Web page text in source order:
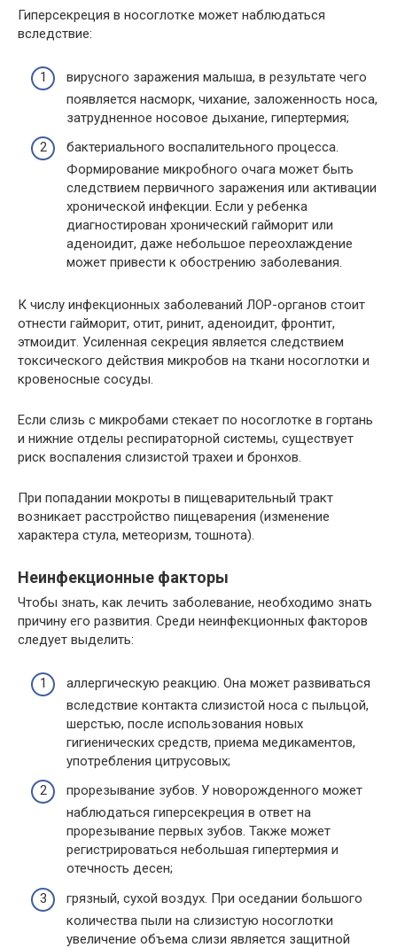
Гиперсекреция в носоглотке может наблюдаться
вследствие:
вирусного заражения малыша, в результате чего
появляется насморк, чихание, заложенность носа,
затрудненное носовое дыхание, гипертермия;
бактериального воспалительного процесса.
Формирование микробного очага может быть
следствием первичного заражения или активации
хронической инфекции. Если у ребенка
диагностирован хронический гайморит или
аденоидит, даже небольшое переохлаждение
может привести к обострению заболевания.
К числу инфекционных заболеваний ЛОР-органов стоит
отнести гайморит, отит, ринит, аденоидит, фронтит,
этмоидит. Усиленная секреция является следствием
токсического действия микробов на ткани носоглотки и
кровеносные сосуды.
Если слизь с микробами стекает по носоглотке в гортань
и нижние отделы респираторной системы, существует
риск воспаления слизистой трахеи и бронхов.
При попадании мокроты в пищеварительный тракт
возникает расстройство пищеварения (изменение
характера стула, метеоризм, тошнота).
Неинфекционные факторы
Чтобы знать, как лечить заболевание, необходимо знать
причину его развития. Среди неинфекционных факторов
следует выделить:
аллергическую реакцию. Она может развиваться
вследствие контакта слизистой носа с пыльцой,
шерстью, после использования новых
гигиенических средств, приема медикаментов,
употребления цитрусовых;
прорезывание зубов. У новорожденного может
наблюдаться гиперсекреция в ответ на
прорезывание первых зубов. Также может
регистрироваться небольшая гипертермия и
отечность десен;
грязный, сухой воздух. При оседании большого
количества пыли на слизистую носоглотки
увеличение объема слизи является защитной